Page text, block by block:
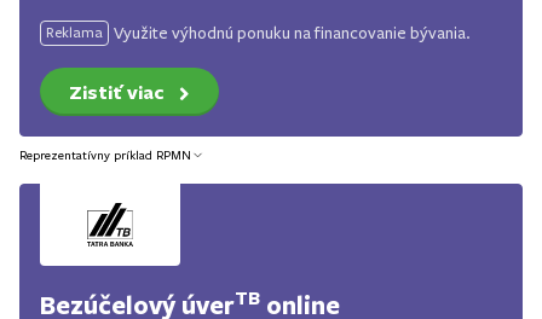
Reklama Využite výhodnú ponuku na financovanie bývania.
Zistiť viac
Reprezentatívny príklad RPMN
Bezúčelový úverTB online